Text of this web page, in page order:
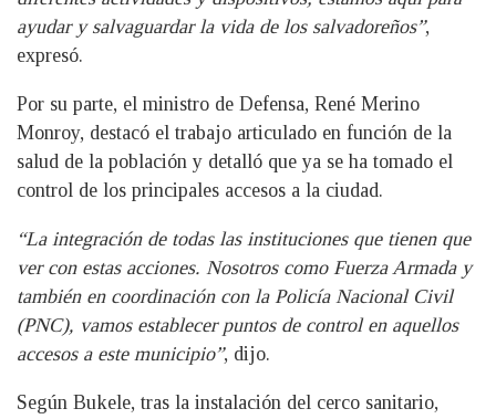
ayudar y salvaguardar la vida de los salvadoreños”,
expresó.
Por su parte, el ministro de Defensa, René Merino
Monroy, destacó el trabajo articulado en función de la
salud de la población y detalló que ya se ha tomado el
control de los principales accesos a la ciudad.
“La integración de todas las instituciones que tienen que
ver con estas acciones. Nosotros como Fuerza Armada y
también en coordinación con la Policía Nacional Civil
(PNC), vamos establecer puntos de control en aquellos
accesos a este municipio”, dijo.
Según Bukele, tras la instalación del cerco sanitario,